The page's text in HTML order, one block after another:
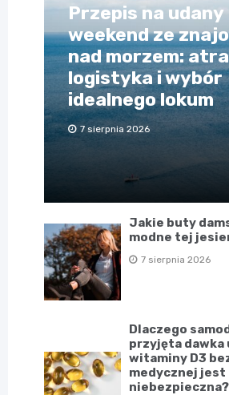
Przepis na udany
weekend ze
nad morzem:
logistyka i wybór
idealnego lokum
7 sierpnia 2026
Jakie buty
modne tej
7 sierpnia 2026
Dlaczego
przyjęta dawka
witaminy D3
medycznej jest
niebezpieczna?